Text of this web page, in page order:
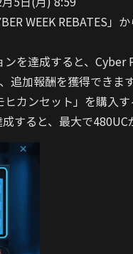
WEEK REBATES」
を達成すると、
追加報酬を獲得できま
ヒカンセット」を購入
すると、最大で